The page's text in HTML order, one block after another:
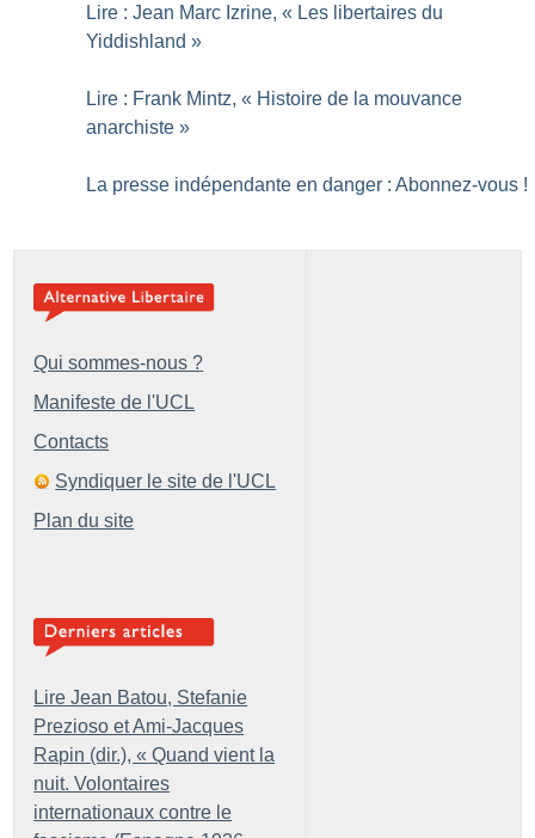
Lire : Jean Marc Izrine, « Les libertaires du
Yiddishland »
Lire : Frank Mintz, « Histoire de la mouvance
anarchiste »
La presse indépendante en danger : Abonnez-vous !
Qui sommes-nous ?
Manifeste de l'UCL
Contacts
Syndiquer le site de l'UCL
Plan du site
Lire Jean Batou, Stefanie
Prezioso et Ami-Jacques
Rapin (dir.), « Quand vient la
nuit. Volontaires
internationaux contre le